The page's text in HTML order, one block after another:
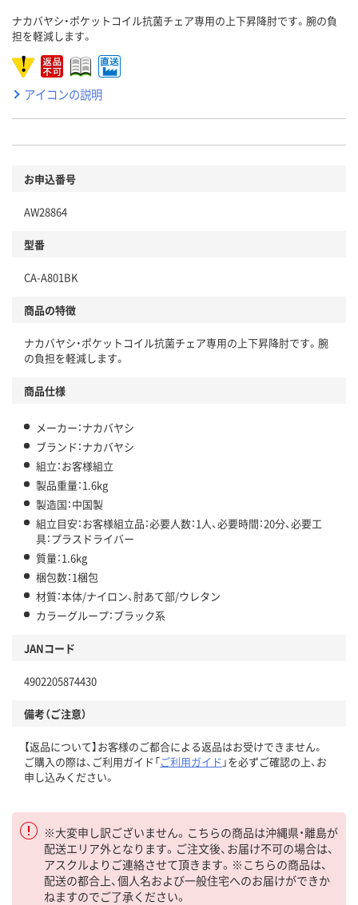
ナカバヤシ・ポケットコイル抗菌チェア専用の上下昇降肘です。腕の負
担を軽減します。
アイコンの説明
お申込番号
AW28864
型番
CA-A801BK
商品の特徴
ナカバヤシ・ポケットコイル抗菌チェア専用の上下昇降肘です。腕
の負担を軽減します。
商品仕様
メーカー：ナカバヤシ
ブランド：ナカバヤシ
組立：お客様組立
製品重量：1.6kg
製造国：中国製
組立目安：お客様組立品：必要人数：1人、必要時間：20分、必要工
具：プラスドライバー
質量：1.6kg
梱包数：1梱包
材質：本体/ナイロン、肘あて部/ウレタン
カラーグループ：ブラック系
JANコード
4902205874430
備考（ご注意）
【返品について】お客様のご都合による返品はお受けできません。
ご購入の際は、ご利用ガイド「ご利用ガイド 」を必ずご確認の上、お
申し込みください。
※大変申し訳ございません。こちらの商品は沖縄県・離島が
配送エリア外となります。ご注文後、お届け不可の場合は、
アスクルよりご連絡させて頂きます。※こちらの商品は、
配送の都合上、個人名および一般住宅へのお届けができか
ねますのでご了承ください。